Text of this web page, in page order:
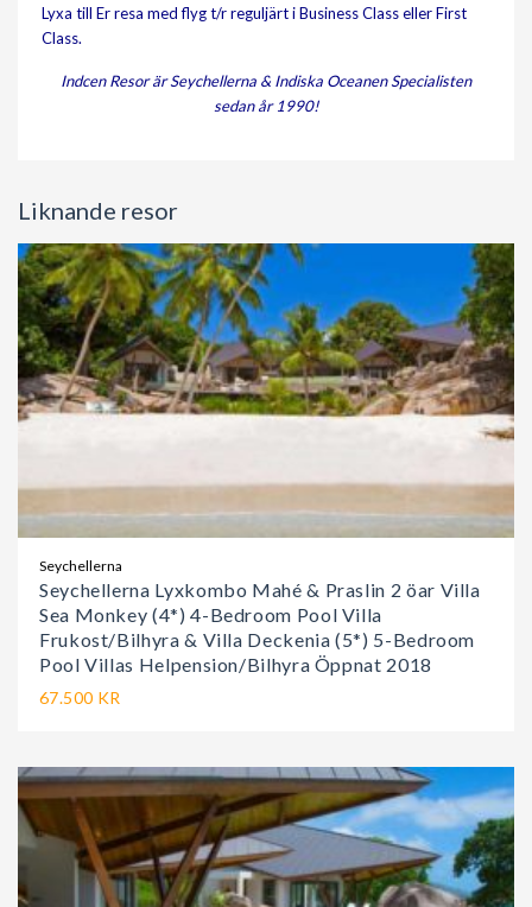
Lyxa till Er resa med flyg t/r reguljärt i Business Class eller First
Class.
Indcen Resor är Seychellerna & Indiska Oceanen Specialisten
sedan år 1990!
Liknande resor
Seychellerna
Seychellerna Lyxkombo Mahé & Praslin 2 öar Villa
Sea Monkey (4*) 4-Bedroom Pool Villa
Frukost/Bilhyra & Villa Deckenia (5*) 5-Bedroom
Pool Villas Helpension/Bilhyra Öppnat 2018
67.500 KR